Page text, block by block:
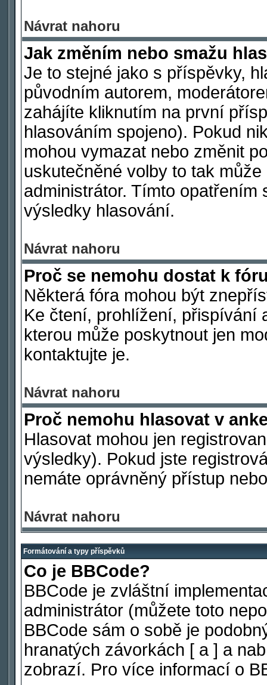
Návrat nahoru
Jak změním nebo smažu
Je to stejné jako s příspěvky,
původním autorem,
zahájíte kliknutím na první
hlasováním spojeno). Pokud
mohou vymazat nebo změnit
uskutečněné volby to tak
administrátor. Tímto
výsledky hlasování.
Návrat nahoru
Proč se nemohu dostat k
Některá fóra mohou být
Ke čtení, prohlížení, přispívání
kterou může poskytnout jen
kontaktujte je.
Návrat nahoru
Proč nemohu hlasovat v
Hlasovat mohou jen
výsledky). Pokud jste
nemáte oprávněný přístup
Návrat nahoru
Formátování a typy příspěvků
Co je BBCode?
BBCode je zvláštní
administrátor (můžete toto
BBCode sám o sobě je
hranatých závorkách [ a ] a
zobrazí. Pro více informací o